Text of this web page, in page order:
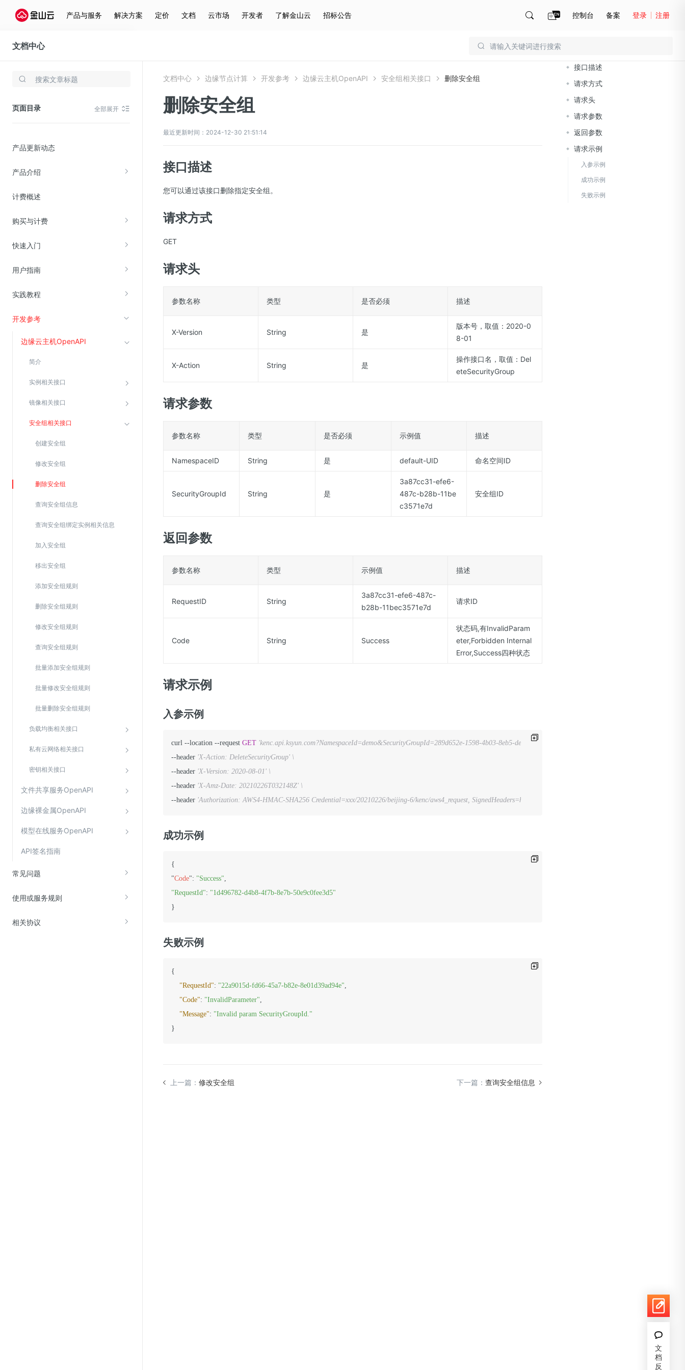
产品与服务 解决方案 定价 文档 云市场 开发者 了解金山云 招标公告 控制台 备案 登录 注册
文档中心
边缘节点计算
页面目录 全部展开
产品更新动态
产品介绍
计费概述
购买与计费
快速入门
用户指南
实践教程
开发参考
边缘云主机OpenAPI
简介
实例相关接口
镜像相关接口
安全组相关接口
创建安全组
修改安全组
删除安全组
查询安全组信息
查询安全组绑定实例相关信息
加入安全组
移出安全组
添加安全组规则
删除安全组规则
修改安全组规则
查询安全组规则
批量添加安全组规则
批量修改安全组规则
批量删除安全组规则
负载均衡相关接口
私有云网络相关接口
密钥相关接口
文件共享服务OpenAPI
边缘裸金属OpenAPI
模型在线服务OpenAPI
API签名指南
常见问题
使用或服务规则
相关协议
存储与云分发
云硬盘(EBS)
在线迁移服务
视频云服务
云直播(KLS)
边缘节点计算
金山云云防火墙
大模型应用防火墙
高防IP(KAD)
DDoS原生高防
SSL证书管理
云安全中心
合规性
资质认证
文档中心 边缘节点计算 开发参考 边缘云主机OpenAPI 安全组相关接口 删除安全组
删除安全组
最近更新时间：2024-12-30 21:51:14
接口描述
您可以通过该接口删除指定安全组。
请求方式
GET
请求头
参数名称 类型 是否必须 描述
X-Version String 是
版本号，取值：2020-0
8-01
X-Action String 是
操作接口名，取值：Del
eteSecurityGroup
请求参数
参数名称 类型 是否必须 示例值 描述
NamespaceID String 是 default-UID 命名空间ID
SecurityGroupId String 是
3a87cc31-efe6-
487c-b28b-11be
c3571e7d
安全组ID
返回参数
参数名称 类型 示例值 描述
RequestID String
3a87cc31-efe6-487c-
b28b-11bec3571e7d
请求ID
Code String Success
状态码,有InvalidParam
eter,Forbidden Internal
Error,Success四种状态
请求示例
入参示例
curl --location --request GET 'kenc.api.ksyun.com?NamespaceId=demo&SecurityGroupId=289d652e-1598-4b03-8eb5-de57338c1c4a' \
--header 'X-Action: DeleteSecurityGroup' \
--header 'X-Version: 2020-08-01' \
--header 'X-Amz-Date: 20210226T032148Z' \
--header 'Authorization: AWS4-HMAC-SHA256 Credential=xxx/20210226/beijing-6/kenc/aws4_request, SignedHeaders=host;x-action;x-amz-date;x-version, Signature=xxx'
成功示例
{
"Code": "Success"
"RequestId": "1d496782-d4b8-4f7b-8e7b-50e9c0fee3d5"
}
失败示例
{
"RequestId": "22a9015d-fd66-45a7-b82e-8e01d39ad94e",
"Code": "InvalidParameter",
"Message": "Invalid param SecurityGroupId."
}
接口描述
请求方式
请求头
请求参数
返回参数
请求示例
入参示例
成功示例
失败示例
上一篇： 修改安全组 下一篇： 查询安全组信息
文
档
反